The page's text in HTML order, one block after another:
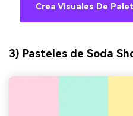
Crea Visuales De
3) Pasteles de Soda